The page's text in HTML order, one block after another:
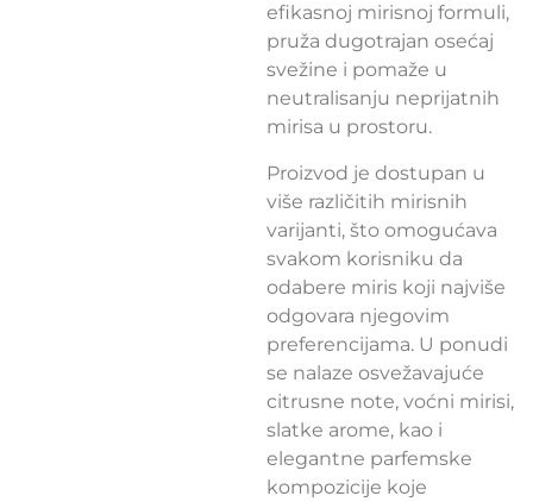
efikasnoj mirisnoj formuli,
pruža dugotrajan osećaj
svežine i pomaže u
neutralisanju neprijatnih
mirisa u prostoru.
Proizvod je dostupan u
više različitih mirisnih
varijanti, što omogućava
svakom korisniku da
odabere miris koji najviše
odgovara njegovim
preferencijama. U ponudi
se nalaze osvežavajuće
citrusne note, voćni mirisi,
slatke arome, kao i
elegantne parfemske
kompozicije koje